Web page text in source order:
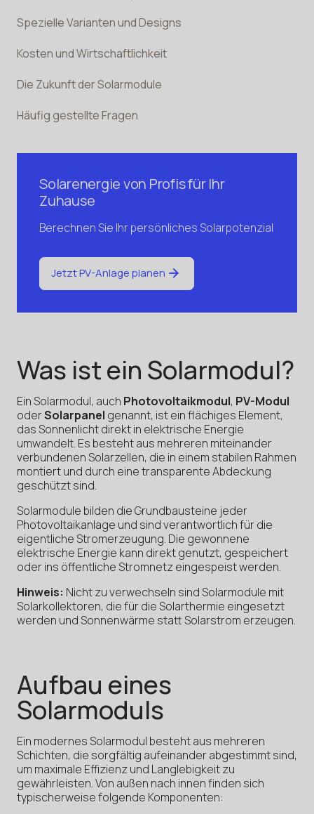
Spezielle Varianten und Designs
Kosten und Wirtschaftlichkeit
Die Zukunft der Solarmodule
Häufig gestellte Fragen
Solarenergie von Profis für Ihr
Zuhause
Berechnen Sie Ihr persönliches Solarpotenzial
Jetzt PV-Anlage planen
Was ist ein Solarmodul?
Ein Solarmodul, auch Photovoltaikmodul, PV-Modul
oderSolarpanel genannt, ist ein flächiges Element,
das Sonnenlicht direkt in elektrische Energie
umwandelt. Es besteht aus mehreren miteinander
verbundenen Solarzellen, die in einem stabilen Rahmen
montiert und durch eine transparente Abdeckung
geschützt sind.
Solarmodule bilden die Grundbausteine jeder
Photovoltaikanlage und sind verantwortlich für die
eigentliche Stromerzeugung. Die gewonnene
elektrische Energie kann direkt genutzt, gespeichert
oder ins öffentliche Stromnetz eingespeist werden.
Hinweis: Nicht zu verwechseln sind Solarmodule mit
Solarkollektoren, die für die Solarthermie eingesetzt
werden und Sonnenwärme statt Solarstrom erzeugen.
Aufbau eines
Solarmoduls
Ein modernes Solarmodul besteht aus mehreren
Schichten, die sorgfältig aufeinander abgestimmt sind,
um maximale Effizienz und Langlebigkeit zu
gewährleisten. Von außen nach innen finden sich
typischerweise folgende Komponenten: